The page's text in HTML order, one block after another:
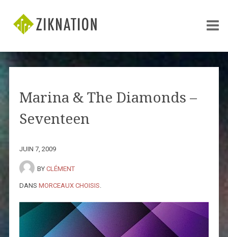
Marina & The Diamonds –
Seventeen
JUIN 7, 2009
BY CLÉMENT
DANS MORCEAUX CHOISIS